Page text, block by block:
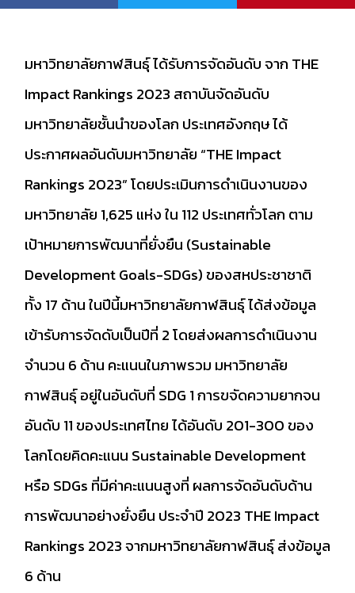
มหาวิทยาลัยกาฬสินธุ์ ได้รับการจัดอันดับ จาก THE
Impact Rankings 2023 สถาบันจัดอันดับ
มหาวิทยาลัยชั้นนำของโลก ประเทศอังกฤษ ได้
ประกาศผลอันดับมหาวิทยาลัย “THE Impact
Rankings 2023” โดยประเมินการดำเนินงานของ
มหาวิทยาลัย 1,625 แห่ง ใน 112 ประเทศทั่วโลก ตาม
เป้าหมายการพัฒนาที่ยั่งยืน (Sustainable
Development Goals-SDGs) ของสหประชาชาติ
ทั้ง 17 ด้าน ในปีนี้มหาวิทยาลัยกาฬสินธุ์ ได้ส่งข้อมูล
เข้ารับการจัดดับเป็นปีที่ 2 โดยส่งผลการดำเนินงาน
จำนวน 6 ด้าน คะแนนในภาพรวม มหาวิทยาลัย
กาฬสินธุ์ อยู่ในอันดับที่ SDG 1 การขจัดความยากจน
อันดับ 11 ของประเทศไทย ได้อันดับ 201-300 ของ
โลกโดยคิดคะแนน Sustainable Development
หรือ SDGs ที่มีค่าคะแนนสูงที่ ผลการจัดอันดับด้าน
การพัฒนาอย่างยั่งยืน ประจำปี 2023 THE Impact
Rankings 2023 จากมหาวิทยาลัยกาฬสินธุ์ ส่งข้อมูล
6 ด้าน